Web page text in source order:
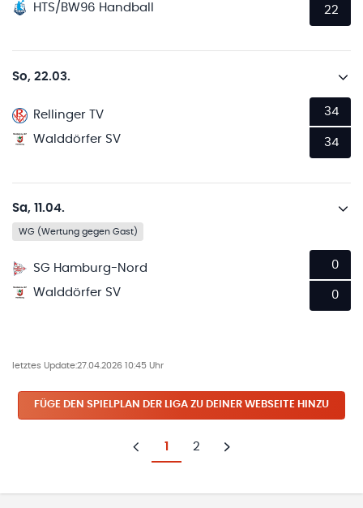
HTS/BW96 Handball
22
So, 22.03.
Rellinger TV
Walddörfer SV
34
34
Sa, 11.04.
WG (Wertung gegen Gast)
SG Hamburg-Nord
Walddörfer SV
0
0
letztes Update:27.04.2026 10:45 Uhr
FÜGE DEN SPIELPLAN DER LIGA ZU DEINER WEBSEITE HINZU
Zurück
1 2
Weiter